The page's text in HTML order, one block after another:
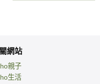
網站
親子
生活